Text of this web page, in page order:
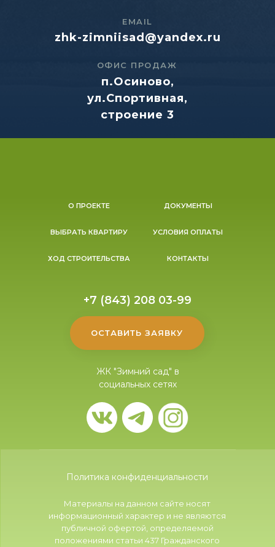
п.Осиново,
ул.Спортивная,
строение 3
zhk-zimniisad@yandex.ru
ОФИС ПРОДАЖ
EMAIL
Материалы на данном сайте носят
информационный характер и не являются
публичной офертой, определяемой
положениями статьи 437 Гражданского
Политика конфиденциальности
О ПРОЕКТЕ
ВЫБРАТЬ КВАРТИРУ
ХОД СТРОИТЕЛЬСТВА
ДОКУМЕНТЫ
КОНТАКТЫ
УСЛОВИЯ ОПЛАТЫ
+7 (843) 208 03-99
ОСТАВИТЬ ЗАЯВКУ
ЖК "Зимний сад" в
социальных сетях